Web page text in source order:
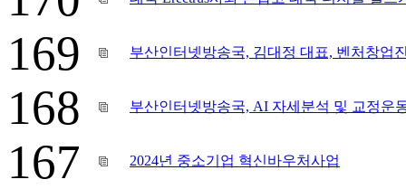
169 부산인터넷방송국, 김대정 대표, 벤처창업
168 부산인터넷방송국, AI 자세분석 및 교정운
167 2024년 중소기업 혁신바우처사업